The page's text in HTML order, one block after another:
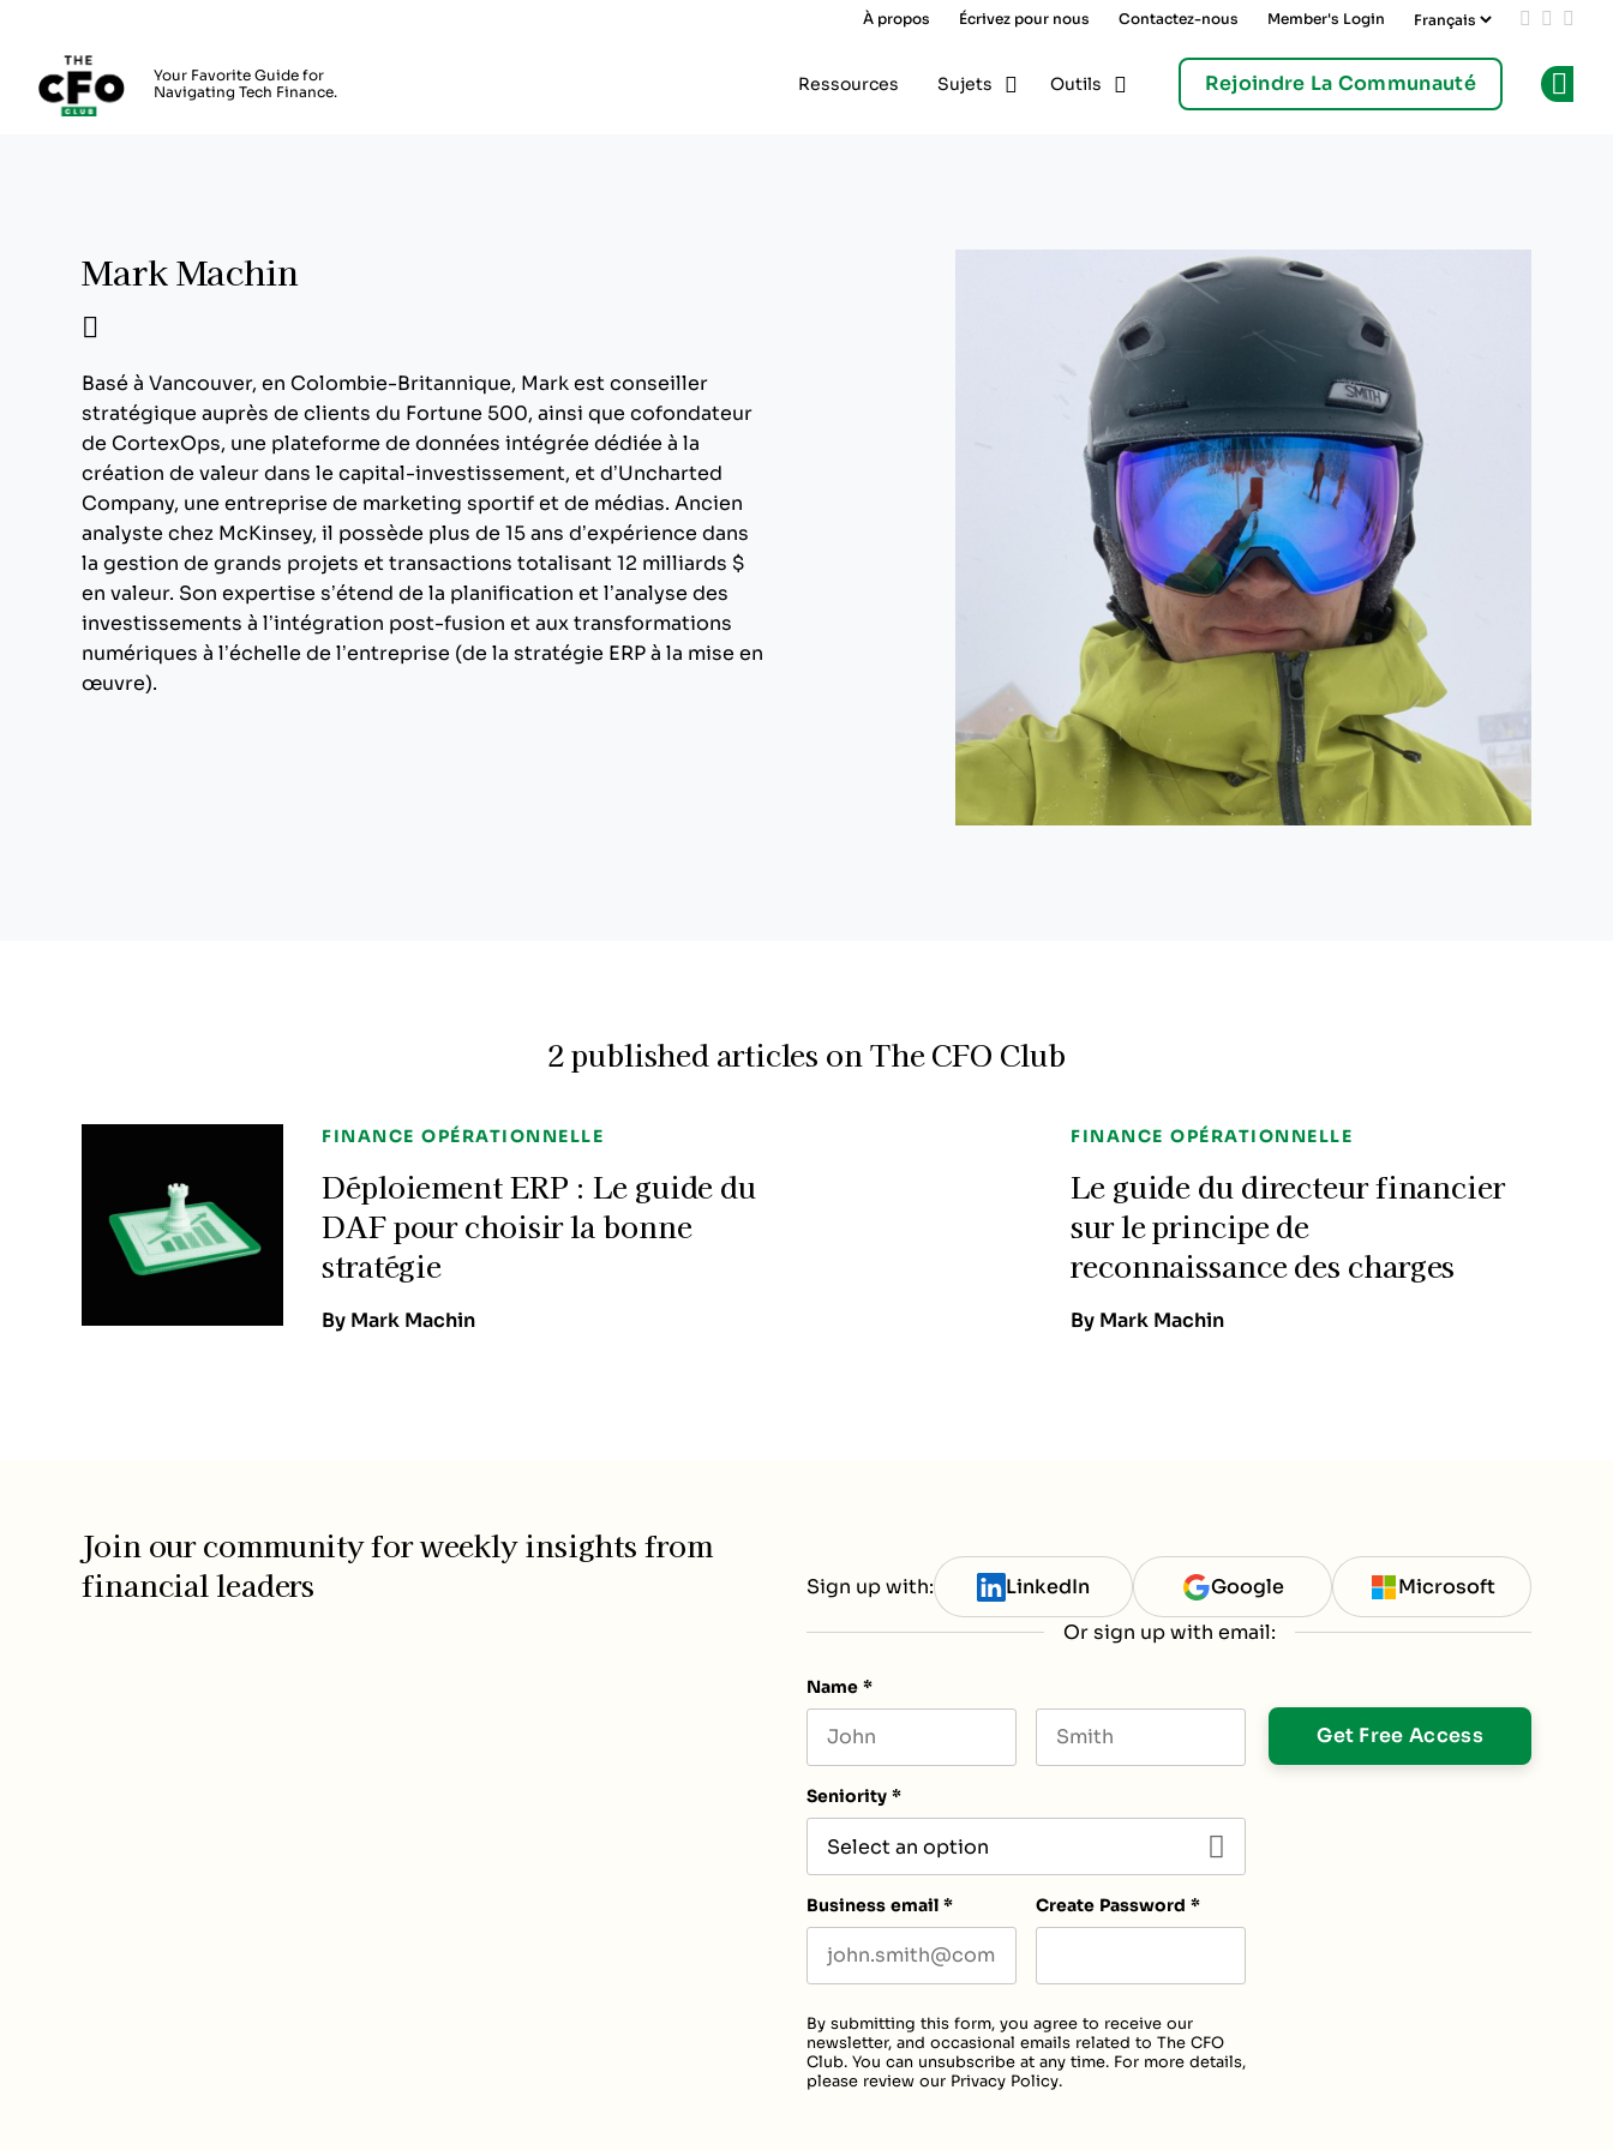
À propos Écrivez pour nous Contactez-nous Member's Login Add us
Follow
Your Favorite Guide for
Navigating Tech Finance.
Ressources Sujets Outils Rejoindre La Communauté
Mark Machin
Basé à Vancouver, en Colombie-Britannique, Mark est conseiller
stratégique auprès de clients du Fortune 500, ainsi que cofondateur
de CortexOps, une plateforme de données intégrée dédiée à la
création de valeur dans le capital-investissement, et d’Uncharted
Company, une entreprise de marketing sportif et de médias. Ancien
analyste chez McKinsey, il possède plus de 15 ans d’expérience dans
la gestion de grands projets et transactions totalisant 12 milliards $
en valeur. Son expertise s’étend de la planification et l’analyse des
investissements à l’intégration post-fusion et aux transformations
numériques à l’échelle de l’entreprise (de la stratégie ERP à la mise en
œuvre).
2 published articles on The CFO Club
FINANCE OPÉRATIONNELLE
Déploiement ERP : Le guide du
DAF pour choisir la bonne
stratégie
By Mark Machin
FINANCE OPÉRATIONNELLE
Le guide du directeur financier
sur le principe de
reconnaissance des charges
By Mark Machin
Join our community for weekly insights from
financial leaders
Sign up with: LinkedIn Google Microsoft
Or sign up with email:
Name *
Seniority *
Business email * Create Password *
By submitting this form, you agree to receive our
newsletter, and occasional emails related to The CFO
Club. You can unsubscribe at any time. For more details,
please review our Privacy Policy.